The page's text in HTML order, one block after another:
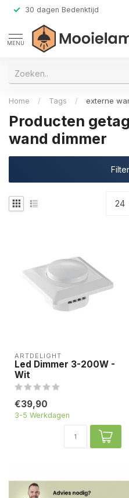
30 dagen Bedenktijd
MENU
Home / Tags / externe
Producten
wand dimmer
ARTDELIGHT
Led Dimmer 3-200W -
Wit
€39,90
3-5 Werkdagen